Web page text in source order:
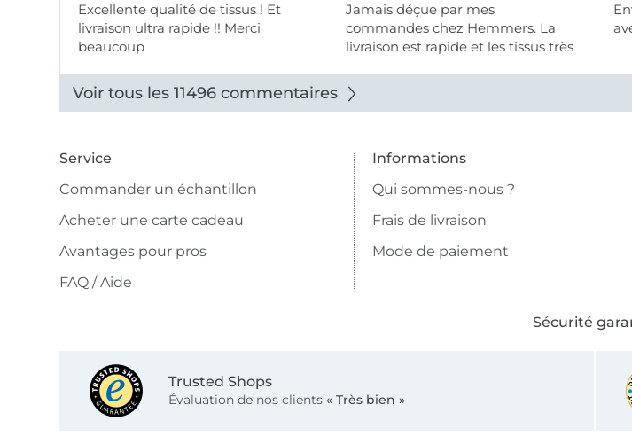
Excellente qualité de tissus ! Et
livraison ultra rapide !! Merci
beaucoup
Jamais déçue par mes
commandes chez Hemmers. La
livraison est rapide et les tissus très
Voir tous les 11496 commentaires
Service
Commander un échantillon
Acheter une carte cadeau
Avantages pour pros
FAQ / Aide
Informations
Qui sommes-nous ?
Frais de livraison
Mode de paiement
Sécurité
Trusted Shops
Évaluation de nos clients « Très bien »